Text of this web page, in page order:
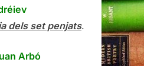
dels set penjats.
Arbó